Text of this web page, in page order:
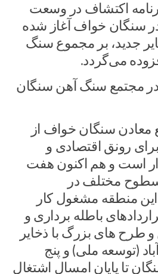
اکتشاف در وسعت
در سنگان خواف آغاز شده
جدید، بر مجموع سنگ
می‌گردد.
نفر در مجتمع سنگ آهن سنگان
معادن سنگان خواف از
رونق اقتصادی و
است و هم اکنون هفت
سطوح مختلف در
منطقه مشغول کار
باطله برداری و
طرح های بزرگ با ذخایر
(توسعه ملی) و پنج
تا پایان امسال اشتغال